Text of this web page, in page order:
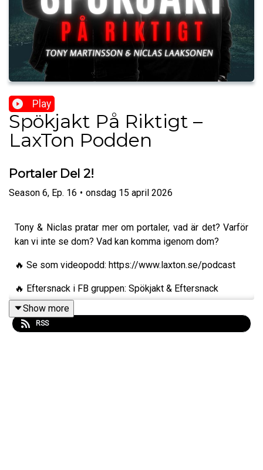
Play
Spökjakt På Riktigt –
LaxTon Podden
Portaler Del 2!
Season 6, Ep. 16 • onsdag 15 april 2026
Tony & Niclas pratar mer om portaler, vad är det? Varför
kan vi inte se dom? Vad kan komma igenom dom?
🔥 Se som videopodd: https://www.laxton.se/podcast
🔥 Eftersnack i FB gruppen: Spökjakt & Eftersnack
Show more
RSS